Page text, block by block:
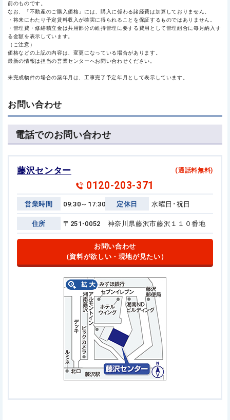
前のものです。
なお、「不動産のご購入価格」には、購入に係わる諸経費は加算しておりません。
・将来にわたり予定賃料収入が確実に得られることを保証するものではありません。
・管理費・修繕積立金は共用部分の維持管理に要する費用として管理組合に毎月納入す
る金額を表示しています。
（ご注意）
価格などの上記の内容は、変更になっている場合があります。
最新の情報は担当の営業センターへお問い合わせください。
未完成物件の場合の築年月は、工事完了予定年月として表示しています。
お問い合わせ
電話でのお問い合わせ
藤沢センター
0120-203-371
(通話料無料)
営業時間 09:30～17:30 定休日 水曜日･祝日
住所 〒251-0052 神奈川県藤沢市藤沢１１０番地
お問い合わせ
（資料が欲しい・現地が見たい）